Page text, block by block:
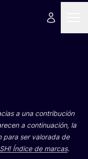
a una con­tri­bu­ción
a con­ti­nua­ción, la
para ser valo­ra­da de
! Índi­ce de mar­cas.